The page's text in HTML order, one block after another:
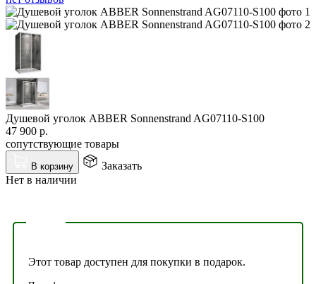
Душевой уголок ABBER Sonnenstrand AG07110-S100
47 900 р.
сопутствующие товары
В корзину
Заказать
Нет в наличии
Этот товар доступен для покупки в подарок.